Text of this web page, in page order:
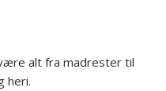
alt fra madrester til
heri.